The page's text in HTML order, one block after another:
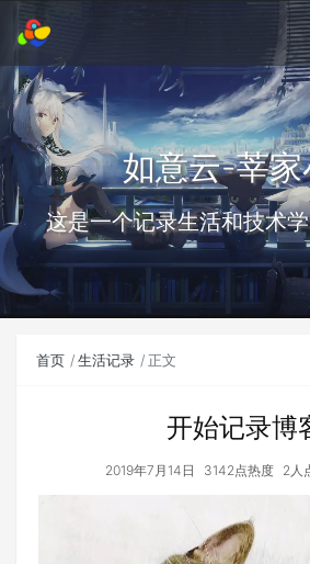
如意云-莘家
这是一个记录生活和技术
首页 生活记录 正文
开始记录博
2019年7月14日 3142点热度 2人